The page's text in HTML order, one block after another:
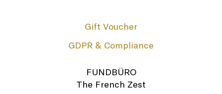
Gift Voucher
GDPR & Compliance
FUNDBÜRO
The French Zest